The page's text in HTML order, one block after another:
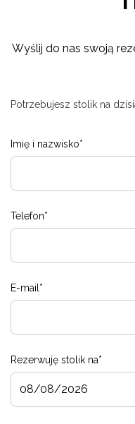
Wyślij do nas swoją
Potrzebujesz stolik na
Imię i nazwisko*
Telefon*
E-mail*
Rezerwuję stolik na*